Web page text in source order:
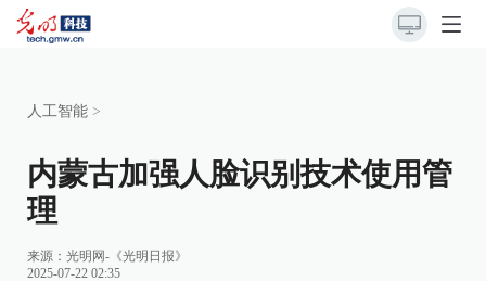
人工智能 >
内蒙古加强人脸识别技术使用管
理
来源： 光明网-《光明日报》
2025-07-22 02:35